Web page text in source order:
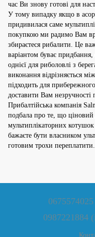
час Ви знову готові для
У тому випадку якщо в
придивилася саме
покупкою ми радимо Вам
збираєтеся рибалити. Це
варіантом буває
однієї для риболовлі з
виконання відрізняється
підходить для
доставити Вам незручності
Прибалтійська компанія
подбала про те, що ціновий
мультиплікаторних
бажаєте бути власником
готовим трохи переплатити.
0987221884